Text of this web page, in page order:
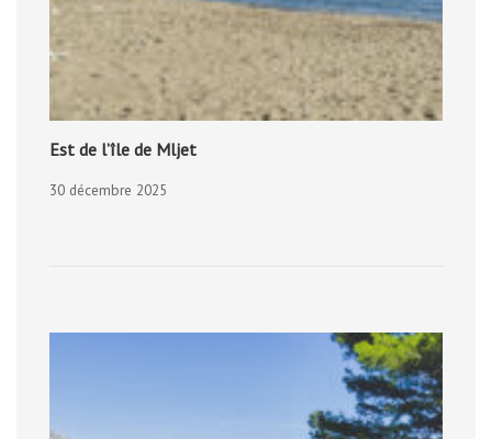
Est de l’île de Mljet
30 décembre 2025